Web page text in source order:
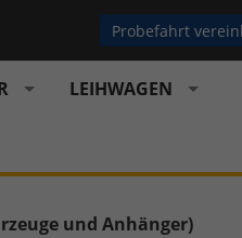
Probefahrt
LEIHWAGEN
und Anhänger)